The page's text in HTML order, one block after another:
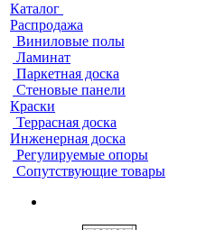
Каталог
Распродажа
Виниловые полы
Ламинат
Паркетная доска
Стеновые панели
Краски
Террасная доска
Инженерная доска
Регулируемые опоры
Сопутствующие товары